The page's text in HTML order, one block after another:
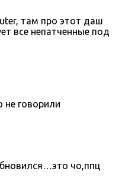
там про этот даш
все непатченные под
не говорили
чо,ппц